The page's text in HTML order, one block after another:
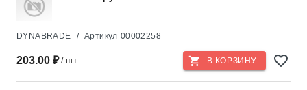
DYNABRADE / Артикул 00002258
203.00 ₽/ шт. В КОРЗИНУ